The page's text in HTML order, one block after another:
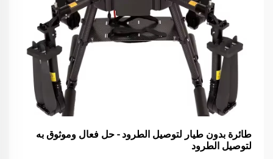
طائرة بدون طيار لتوصيل الطرود - حل فعال وموثوق به
لتوصيل الطرود